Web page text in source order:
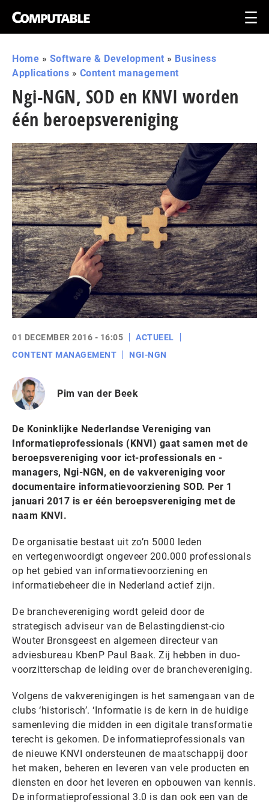
Home » Software & Development » Business
Applications » Content management
Ngi-NGN, SOD en KNVI worden
één beroepsvereniging
01 DECEMBER 2016 - 16:05
ACTUEEL
CONTENT MANAGEMENT
NGI-NGN
Pim van der Beek
De Koninklijke Nederlandse Vereniging van
Informatieprofessionals (KNVI) gaat samen met de
beroepsvereniging voor ict-professionals en -
managers, Ngi-NGN, en de vakvereniging voor
documentaire informatievoorziening SOD. Per 1
januari 2017 is er één beroepsvereniging met de
naam KNVI.
De organisatie bestaat uit zo’n 5000 leden
en vertegenwoordigt ongeveer 200.000 professionals
op het gebied van informatievoorziening en
informatiebeheer die in Nederland actief zijn.
De branchevereniging wordt geleid door de
strategisch adviseur van de Belastingdienst-cio
Wouter Bronsgeest en algemeen directeur van
adviesbureau KbenP Paul Baak. Zij hebben in duo-
voorzitterschap de leiding over de branchevereniging.
Volgens de vakverenigingen is het samengaan van de
clubs ‘historisch’. ‘Informatie is de kern in de huidige
samenleving die midden in een digitale transformatie
terecht is gekomen. De informatieprofessionals van
de nieuwe KNVI ondersteunen de maatschappij door
het maken, beheren en leveren van vele producten en
diensten en door het leveren en opbouwen van kennis.
De informatieprofessional 3.0 is dan ook een van de